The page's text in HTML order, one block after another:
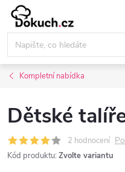
Přejít
obsah
Kompletní nabídka
Dětské
2 hodnocení
Kód produktu: Zvolte variantu